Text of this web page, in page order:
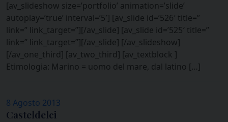
[av_slideshow size=’portfolio’ animation=’slide’
autoplay=’true’ interval=’5′] [av_slide id=’526′ title=”
link=” link_target=”][/av_slide] [av_slide id=’525′ title=”
link=” link_target=”][/av_slide] [/av_slideshow]
[/av_one_third] [av_two_third] [av_textblock ]
Etimologia: Marino = uomo del mare, dal latino […]
8 Agosto 2013
Casteldelci